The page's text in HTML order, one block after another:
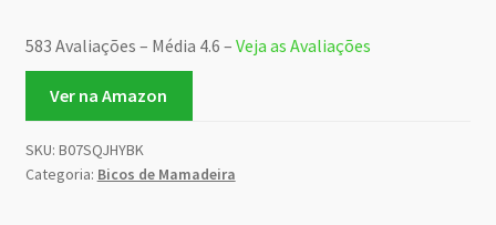
583 Avaliações – Média 4.6 – Veja as Avaliações
Ver na Amazon
SKU: B07SQJHYBK
Categoria: Bicos de Mamadeira